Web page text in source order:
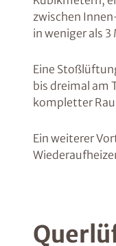
zwischen
in weniger als
Eine
bis dreimal am
kompletter
Ein weiterer